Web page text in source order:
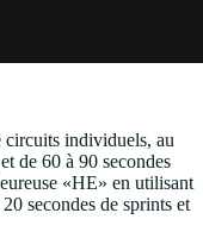
circuits individuels, au
de 60 à 90 secondes
«HE» en utilisant
secondes de sprints et